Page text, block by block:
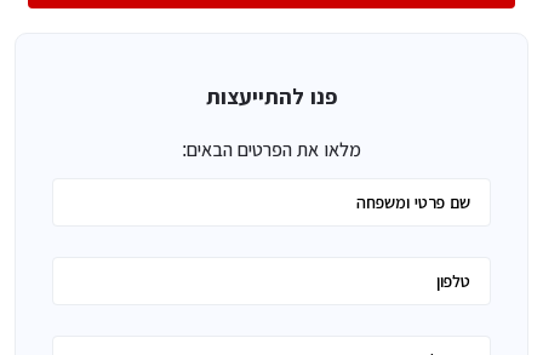
פנו להתייעצות
מלאו את הפרטים הבאים: